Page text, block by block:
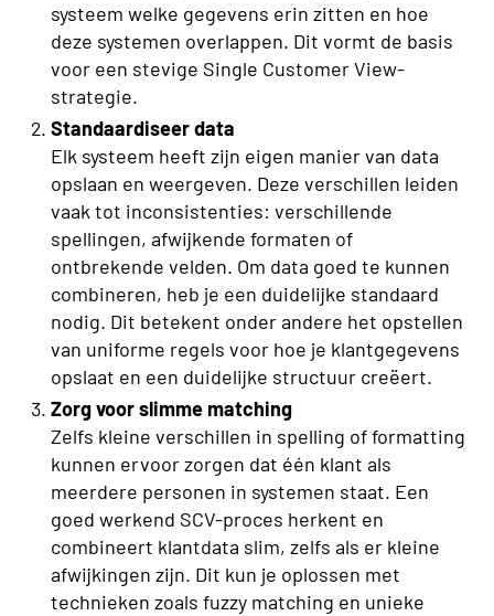
systeem welke gegevens erin zitten en hoe
deze systemen overlappen. Dit vormt de basis
voor een stevige Single Customer View-
strategie.
Standaardiseer data
Elk systeem heeft zijn eigen manier van data
opslaan en weergeven. Deze verschillen leiden
vaak tot inconsistenties: verschillende
spellingen, afwijkende formaten of
ontbrekende velden. Om data goed te kunnen
combineren, heb je een duidelijke standaard
nodig. Dit betekent onder andere het opstellen
van uniforme regels voor hoe je klantgegevens
opslaat en een duidelijke structuur creëert.
Zorg voor slimme matching
Zelfs kleine verschillen in spelling of formatting
kunnen ervoor zorgen dat één klant als
meerdere personen in systemen staat. Een
goed werkend SCV-proces herkent en
combineert klantdata slim, zelfs als er kleine
afwijkingen zijn. Dit kun je oplossen met
technieken zoals fuzzy matching en unieke